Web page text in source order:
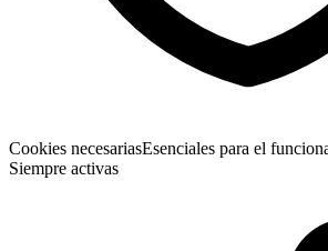
Cookies necesariasEsenciales para el
Siempre activas